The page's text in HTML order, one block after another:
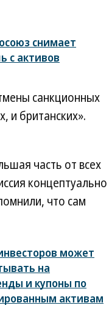
снимает
с активов
санкционных
и британских».
часть от всех
концептуально
что сам
может
на
и купоны по
активам